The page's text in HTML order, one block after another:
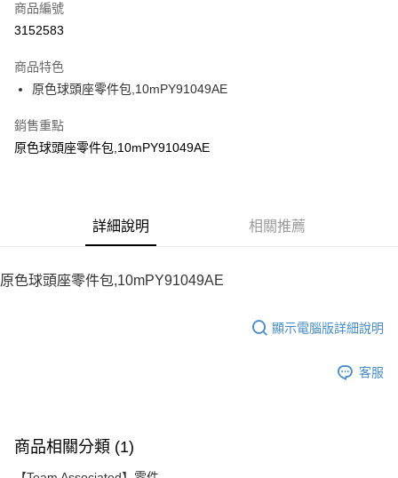
LINE Pay
街口支付
悠遊付
ATM付款
每筆NT$100，滿NT$2,000(含以上)免運費
商品編號
3152583
商品特色
原色球頭座零件包,10mPY91049AE
銷售重點
原色球頭座零件包,10mPY91049AE
詳細說明 相關推薦
原色球頭座零件包,10mPY91049AE
顯示電腦版詳細說明
客服
商品相關分類 (1)